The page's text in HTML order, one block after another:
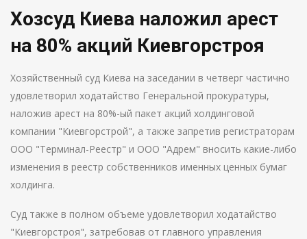
Хозсуд Киева наложил арест
на 80% акций Киевгорстроя
Хозяйственный суд Киева на заседании в четверг частично
удовлетворил ходатайство Генеральной прокуратуры,
наложив арест на 80%-ый пакет акций холдинговой
компании "Киевгорстрой", а также запретив регистраторам
ООО "Терминал-Реестр" и ООО "Адрем" вносить какие-либо
изменения в реестр собственников именных ценных бумаг
холдинга.
Суд также в полном объеме удовлетворил ходатайство
"Киевгорстроя", затребовав от главного управления